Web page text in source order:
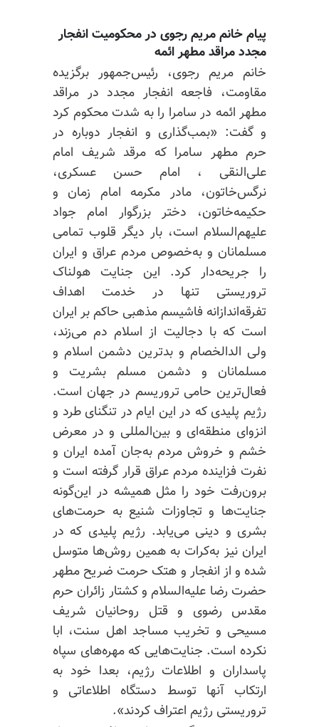
پیام خانم مریم رجوی در محکومیت انفجار
مجدد مراقد مطهر ائمه
خانم مریم رجوی، رئیس‌جمهور برگزیده
مقاومت، فاجعه انفجار مجدد در مراقد
مطهر ائمه در سامرا را به شدت محکوم کرد
و گفت: «بمب‌گذاری و انفجار دوباره در
حرم مطهر سامرا که مرقد شریف امام
علی‌النقی ، امام حسن‌ عسکری،
نرگس‌خاتون، مادر مکرمه امام زمان و
حکیمه‌خاتون، دختر بزرگوار امام جواد
علیهم‌السلام است، بار دیگر قلوب تمامی
مسلمانان و به‌خصوص مردم عراق و ایران
را جریحه‌دار کرد. این جنایت هولناک
تروریستی تنها در خدمت اهداف
تفرقه‌اندازانه فاشیسم مذهبی حاکم بر ایران
است که با دجالیت از اسلام دم می‌زند،
ولی الدالخصام و بدترین دشمن اسلام و
مسلمانان و دشمن مسلم بشریت و
فعال‌ترین حامی تروریسم در جهان است.
رژیم پلیدی که در این ایام در تنگنای طرد و
انزوای منطقه‌ای و بین‌المللی و در معرض
خشم و خروش مردم به‌جان آمده ایران و
نفرت فزاینده مردم عراق قرار گرفته است و
برون‌رفت خود را مثل همیشه در این‌گونه
جنایت‌ها و تجاوزات شنیع به حرمت‌های
بشری و دینی می‌یابد. رژیم پلیدی که در
ایران نیز به‌کرات به همین روش‌ها متوسل
شده و از انفجار و هتک حرمت ضریح مطهر
حضرت رضا علیه‌السلام و کشتار زائران حرم
مقدس رضوی و قتل روحانیان شریف
مسیحی و تخریب مساجد اهل سنت، ابا
نکرده است. جنایت‌هایی که مهره‌های سپاه
پاسداران و اطلاعات رژیم، بعدا خود به
ارتکاب آنها توسط دستگاه اطلاعاتی و
تروریستی رژیم اعتراف کردند».